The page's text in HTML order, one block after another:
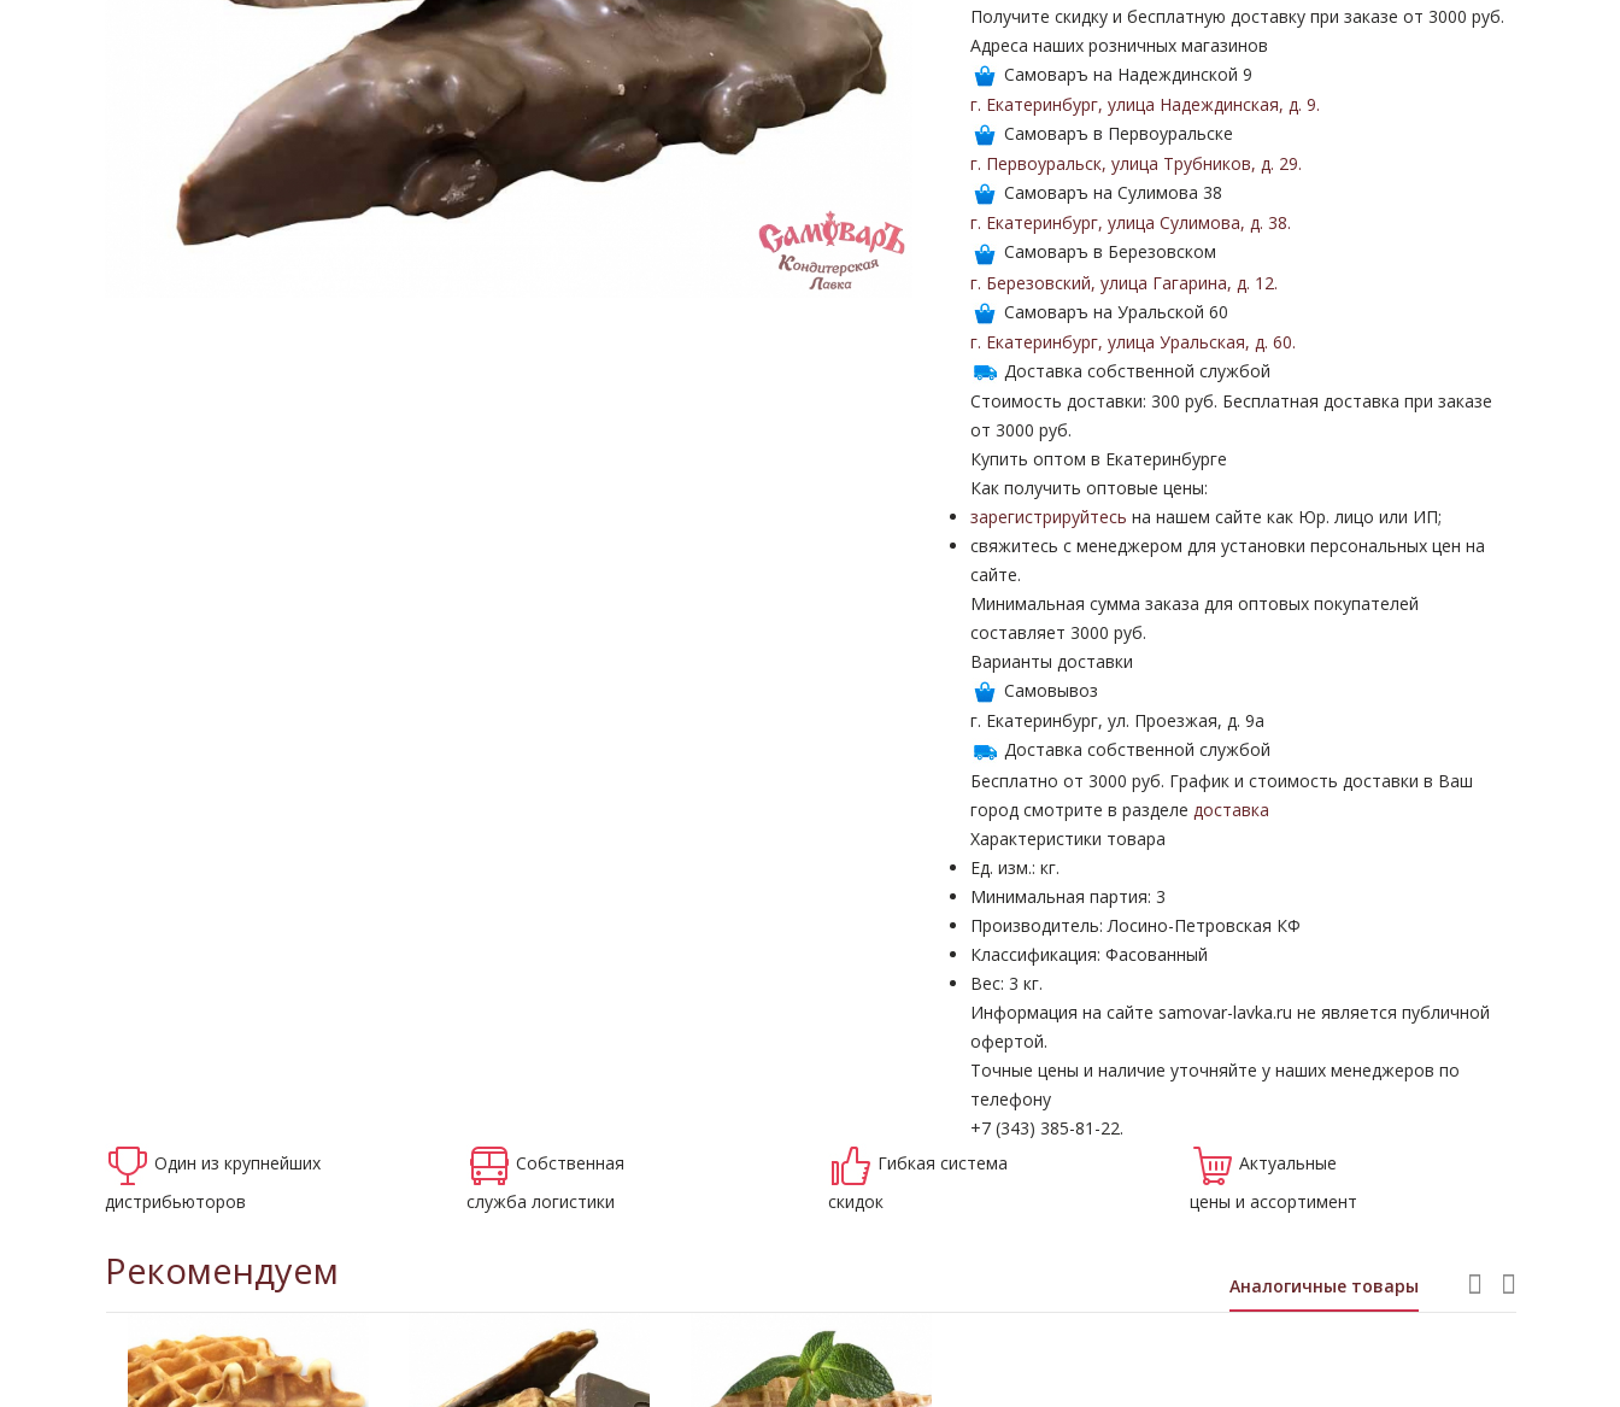
Получите скидку и бесплатную доставку при заказе от 3000 руб.
Адреса наших розничных магазинов
Самоваръ на Надеждинской 9
г. Екатеринбург, улица Надеждинская, д. 9.
Самоваръ в Первоуральске
г. Первоуральск, улица Трубников, д. 29.
Самоваръ на Сулимова 38
г. Екатеринбург, улица Сулимова, д. 38.
Самоваръ в Березовском
г. Березовский, улица Гагарина, д. 12.
Самоваръ на Уральской 60
г. Екатеринбург, улица Уральская, д. 60.
Доставка собственной службой
Стоимость доставки: 300 руб. Бесплатная доставка при заказе
от 3000 руб.
Купить оптом в Екатеринбурге
Как получить оптовые цены:
зарегистрируйтесь на нашем сайте как Юр. лицо или ИП;
свяжитесь с менеджером для установки персональных цен на
сайте.
Минимальная сумма заказа для оптовых покупателей
составляет 3000 руб.
Варианты доставки
Самовывоз
г. Екатеринбург, ул. Проезжая, д. 9а
Доставка собственной службой
Бесплатно от 3000 руб. График и стоимость доставки в Ваш
город смотрите в разделе доставка
Характеристики товара
Ед. изм.: кг.
Минимальная партия: 3
Производитель: Лосино-Петровская КФ
Классификация: Фасованный
Вес: 3 кг.
Информация на сайте samovar-lavka.ru не является публичной
офертой.
Точные цены и наличие уточняйте у наших менеджеров по
телефону
+7 (343) 385-81-22.
Один из крупнейших
дистрибьюторов
Собственная
служба логистики
Гибкая система
скидок
Актуальные
цены и ассортимент
Рекомендуем Аналогичные товары